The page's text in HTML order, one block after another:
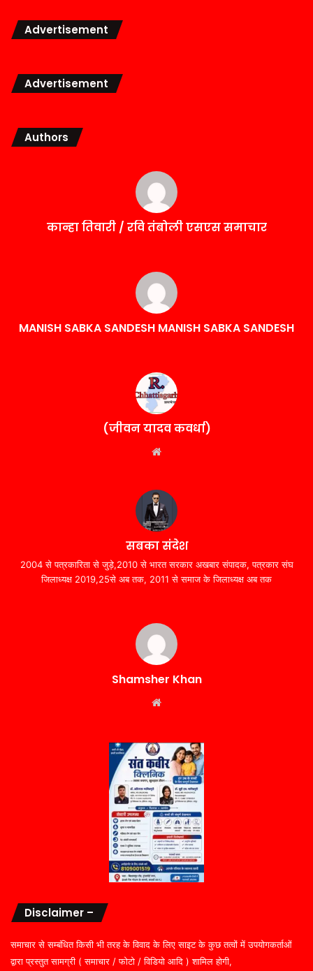
Advertisement
Advertisement
Authors
कान्हा तिवारी / रवि तंबोली एसएस समाचार
MANISH SABKA SANDESH MANISH SABKA SANDESH
(जीवन यादव कवर्धा)
सबका संदेश
2004 से पत्रकारिता से जुड़े,2010 से भारत सरकार अखबार संपादक, पत्रकार संघ
जिलाध्यक्ष 2019,25से अब तक, 2011 से समाज के जिलाध्यक्ष अब तक
Shamsher Khan
Disclaimer –
समाचार से सम्बंधित किसी भी तरह के विवाद के लिए साइट के कुछ तत्वों में उपयोगकर्ताओं
द्वारा प्रस्तुत सामग्री ( समाचार / फोटो / विडियो आदि ) शामिल होगी,